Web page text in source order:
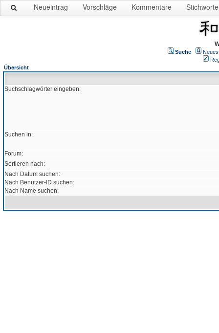
Neueintrag Vorschläge Kommentare Stichworte
Suche
Übersicht
Suchschlagwörter eingeben:
Suchen in:
Forum:
Sortieren nach:
Nach Datum suchen:
Nach Benutzer-ID suchen:
Nach Name suchen: